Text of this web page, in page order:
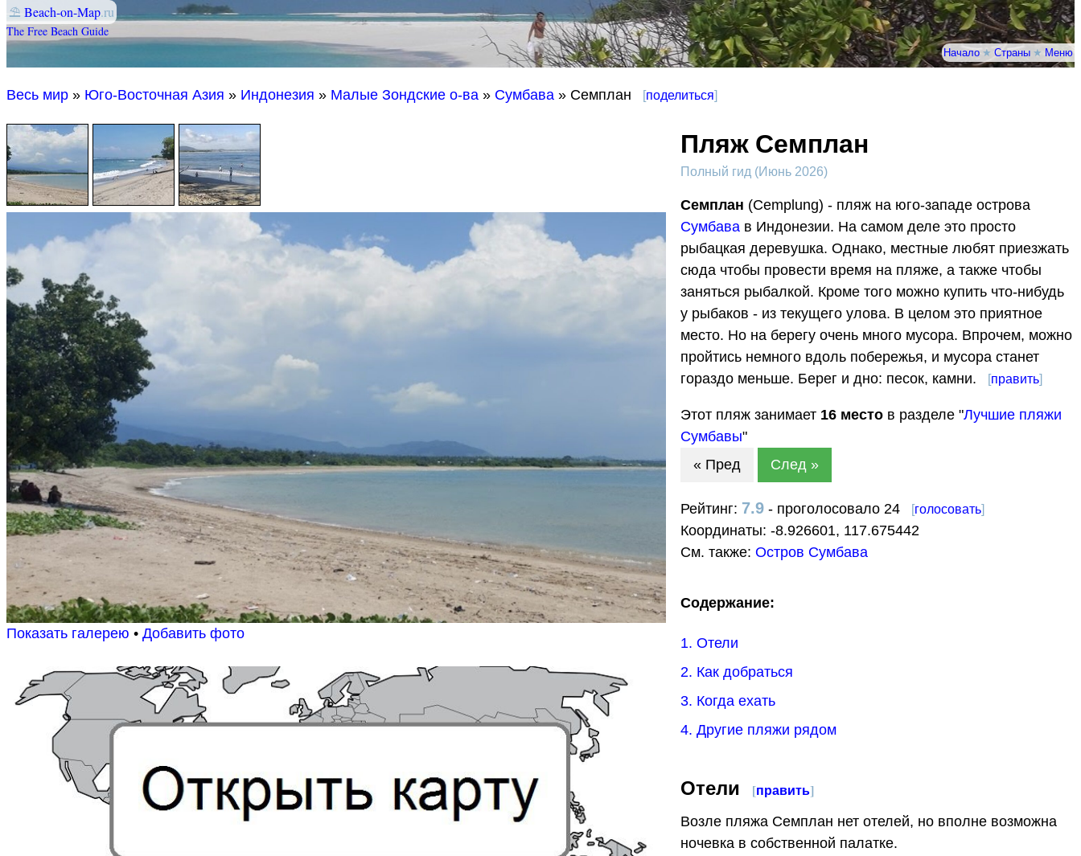
⛱ Beach-on-Map.ru
The Free Beach Guide
Начало★ Страны ★ Меню
Весь мир » Юго-Восточная Азия » Индонезия » Малые Зондские о-ва » Сумбава » Семплан [поделиться]
Показать галерею • Добавить фото
Пляж Семплан
Полный гид (Июнь 2026)
Семплан (Cemplung) - пляж на юго-западе острова
Сумбавав Индонезии. На самом деле это просто
рыбацкая деревушка. Однако, местные любят приезжать
сюда чтобы провести время на пляже, а также чтобы
заняться рыбалкой. Кроме того можно купить что-нибудь
у рыбаков - из текущего улова. В целом это приятное
место. Но на берегу очень много мусора. Впрочем, можно
пройтись немного вдоль побережья, и мусора станет
гораздо меньше. Берег и дно: песок, камни.
[править]
Этот пляж занимает 16местов разделе "Лучшие пляжи
Сумбавы"
« Пред
След »
Рейтинг: 7.9- проголосовало 24 [голосовать]
Координаты: -8.926601, 117.675442
См. также: Остров Сумбава
Содержание:
1. Отели
2. Как добраться
3. Когда ехать
4. Другие пляжи рядом
Отели [править]
Возле пляжа Семплан нет отелей, но вполне возможна
ночевка в собственной палатке.